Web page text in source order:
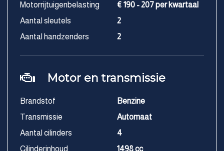
Motorrijtuigenbelasting
€ 190 - 207 per kwartaal
Aantal sleutels
2
Aantal handzenders
2
Motor en transmissie
Brandstof
Benzine
Transmissie
Automaat
Aantal cilinders
4
Cilinderinhoud
1498 cc